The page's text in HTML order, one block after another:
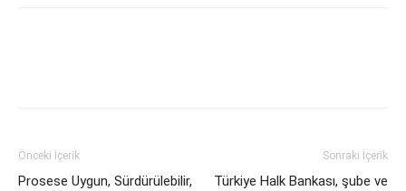
Önceki İçerik
Prosese Uygun, Sürdürülebilir,
Sonraki İçerik
Türkiye Halk Bankası, şube ve